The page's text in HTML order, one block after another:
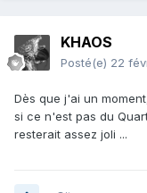
KHAOS
Posté(e) 22
Dès que j'ai un
si ce n'est pas du
resterait assez joli ...